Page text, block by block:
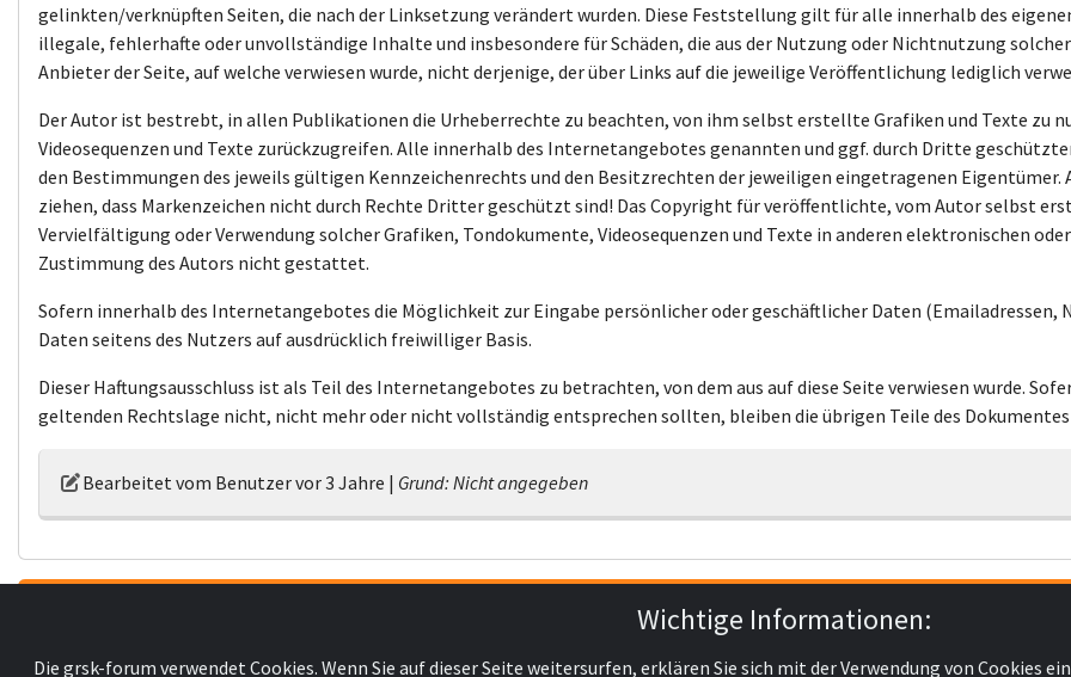
gelinkten/verknüpften Seiten, die nach der Linksetzung verändert wurden. Diese Feststellung gilt für alle innerhalb des
illegale, fehlerhafte oder unvollständige Inhalte und insbesondere für Schäden, die aus der Nutzung oder Nichtnutzung
Anbieter der Seite, auf welche verwiesen wurde, nicht derjenige, der über Links auf die jeweilige Veröffentlichung lediglich
Der Autor ist bestrebt, in allen Publikationen die Urheberrechte zu beachten, von ihm selbst erstellte Grafiken und Texte zu
Videosequenzen und Texte zurückzugreifen. Alle innerhalb des Internetangebotes genannten und ggf. durch Dritte
den Bestimmungen des jeweils gültigen Kennzeichenrechts und den Besitzrechten der jeweiligen eingetragenen
ziehen, dass Markenzeichen nicht durch Rechte Dritter geschützt sind! Das Copyright für veröffentlichte, vom Autor selbst
Vervielfältigung oder Verwendung solcher Grafiken, Tondokumente, Videosequenzen und Texte in anderen elektronischen
Zustimmung des Autors nicht gestattet.
Sofern innerhalb des Internetangebotes die Möglichkeit zur Eingabe persönlicher oder geschäftlicher Daten
Daten seitens des Nutzers auf ausdrücklich freiwilliger Basis.
Dieser Haftungsausschluss ist als Teil des Internetangebotes zu betrachten, von dem aus auf diese Seite verwiesen wurde.
geltenden Rechtslage nicht, nicht mehr oder nicht vollständig entsprechen sollten, bleiben die übrigen Teile des
Bearbeitet vom Benutzervor 3 Jahre | Grund: Nicht angegeben
Melden Sie sich bei Ihrem grsk-forum Forumskonto anoder Registrieren Sie ein neues
Wichtige Informationen:
Die grsk-forum verwendet Cookies. Wenn Sie auf dieser Seite weitersurfen, erklären Sie sich mit der Verwendung von Cookies